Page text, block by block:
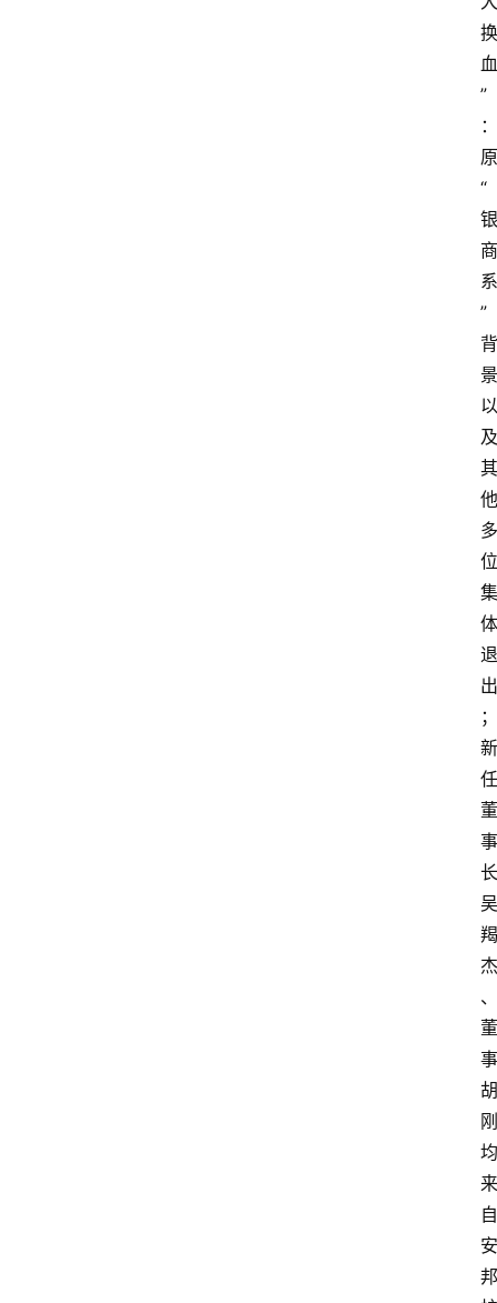
换
血
”
：
原
“
银
商
系
”
背
景
以
及
其
他
多
位
集
体
退
出
；
新
任
董
事
长
吴
羯
杰
、
董
事
胡
刚
均
来
自
安
邦